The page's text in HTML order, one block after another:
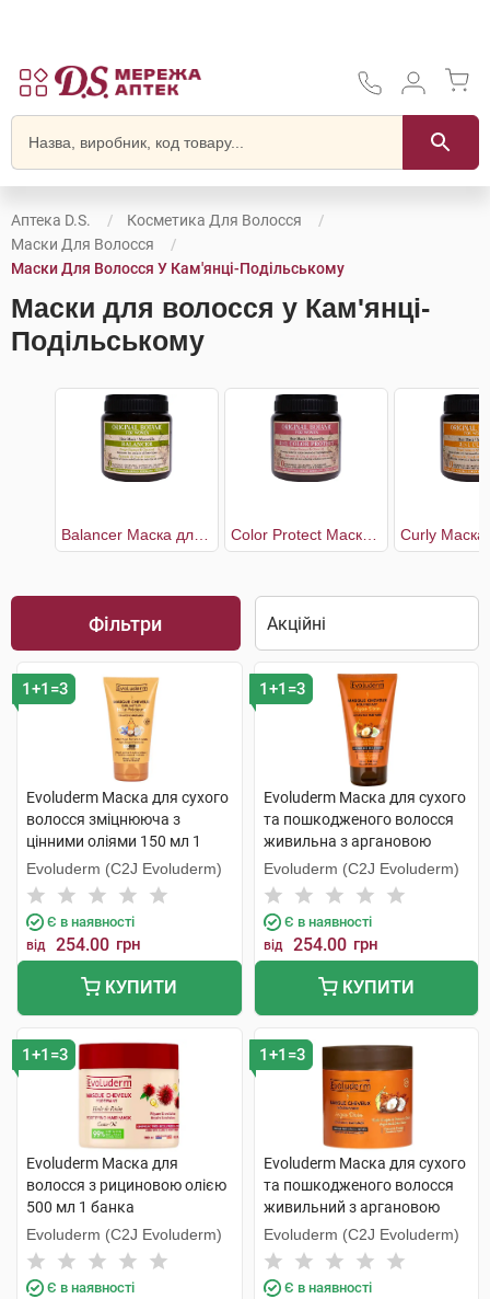
Аптека D.S.
Косметика Для Волосся
Маски Для Волосся
Маски Для Волосся У Кам'янці-Подільському
Маски для волосся у Кам'янці-
Подільському
Фільтри
1+1=3
Evoluderm Маска для сухого
волосся зміцнююча з
цінними оліями 150 мл 1
туба
Evoluderm (C2J Evoluderm)
Є в наявності
від 254.00 грн
КУПИТИ
1+1=3
Evoluderm Маска для сухого
та пошкодженого волосся
живильна з аргановою
олією 150 мл 1 туба
Evoluderm (C2J Evoluderm)
Є в наявності
від 254.00 грн
КУПИТИ
1+1=3
Evoluderm Маска для
волосся з рициновою олією
500 мл 1 банка
Evoluderm (C2J Evoluderm)
Є в наявності
1+1=3
Evoluderm Маска для сухого
та пошкодженого волосся
живильний з аргановою
олією 500 мл 1 банка
Evoluderm (C2J Evoluderm)
Є в наявності